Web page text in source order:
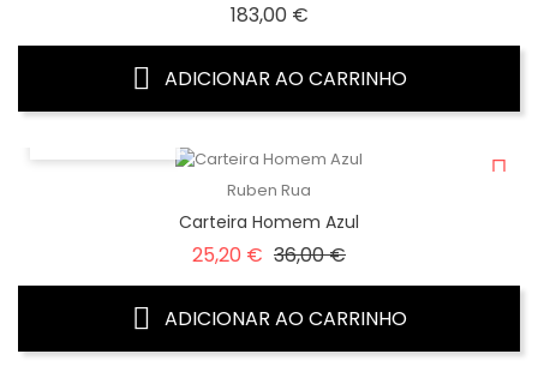
183,00 €Preço
ADICIONAR AO CARRINHO
Ruben Rua
Carteira Homem Azul
25,20 € Preço
36,00 €Preço
ADICIONAR AO CARRINHO